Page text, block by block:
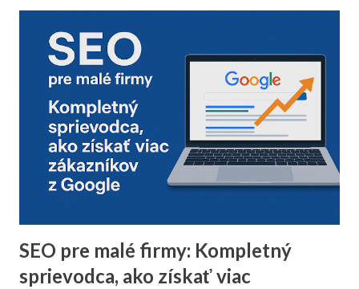
Odfiltrovanie neaktívnych používateľov, starých alebo
neoverených e-mailov vám pomôže zvýšiť mieru
doručiteľnosti a znížiť riziko, že vaše e-maily skončia v
spam priečinku. Zamerajte sa najmä na tých príjemcov, ktorí
dlhodobo neotvárali e-maily – zvážte, či má zmysel ich
osloviť špeciálnou reaktivačnou kampaňou, alebo ich radšej
úplne odstrániť z databázy. 2. Segmentácia kontaktov podľa
minuloročnej v...
SEO pre malé firmy: Kompletný
sprievodca, ako získať viac